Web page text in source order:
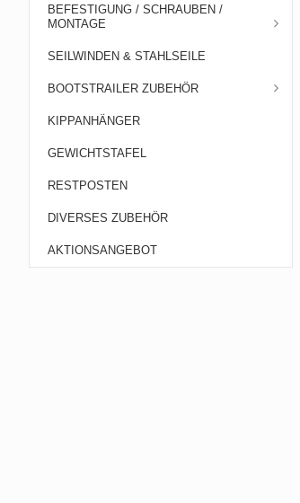
BEFESTIGUNG / SCHRAUBEN /
MONTAGE
SEILWINDEN & STAHLSEILE
BOOTSTRAILER ZUBEHÖR
KIPPANHÄNGER
GEWICHTSTAFEL
RESTPOSTEN
DIVERSES ZUBEHÖR
AKTIONSANGEBOT